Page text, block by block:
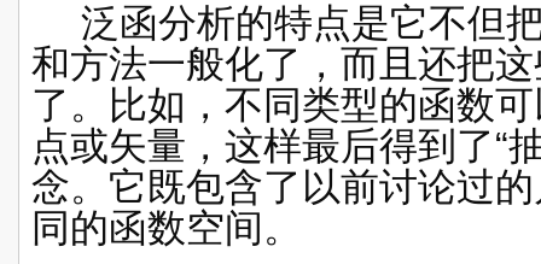
泛函分析的特点是它不但
和方法一般化了，而且还把
了。比如，不同类型的函数
点或矢量，这样最后得到了“
念。它既包含了以前讨论过
同的函数空间。